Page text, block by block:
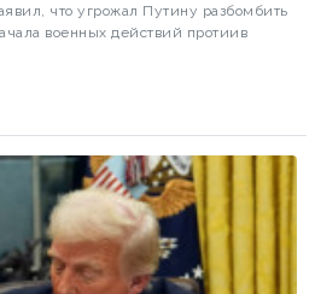
что угрожал Путину разбомбить
военных действий протиив